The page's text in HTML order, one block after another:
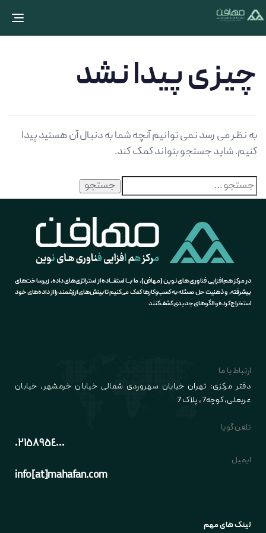
Toggle navigation
چیزی پیدا نشد
به نظر می رسد نمی توانیم آنچه شما به دنبال آن هستید پیدا
کنیم. شاید جستجو بتواند کمک کند.
لینک های مهم
ارتباط با ما
دفتر مرکزی: تهران خیابان سهروردی شمالی خیابان خرمشهر، خیابان
عربعلی، کوچه7 ، پلاک 7
تلفن گویا
٠٢١٥٨٩٥٤٠٠٠
ایمیل
info[at]mahafan.com
در مرکز هم افزایی فناوری های نوین (مهافن)، ما بـــا استفـــاده از استراتژی‌های داده، زیرساخت‌های
پیشرفته، و ذهنیت حل مسئله به کسب‌وکارها کمک می‌کنیم تا بینش‌های ارزشمند را از داده‌های خود
استخراج کرده و الگوهای جدیدی کشف کنند